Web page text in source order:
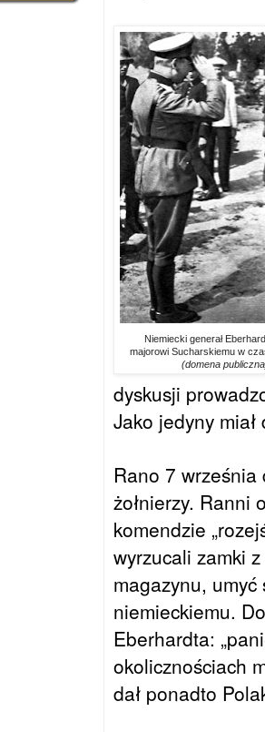
Niemiecki generał
majorowi Sucharskiemu w
(domena
dyskusji
Jako jedyny
Rano 7 września
żołnierzy. Ranni
komendzie
wyrzucali zamki
magazynu,
niemieckiemu.
Eberhardta:
okolicznościach
dał ponadto